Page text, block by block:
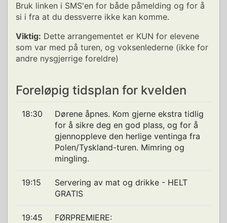
Bruk linken i SMS'en for både påmelding og for å
si i fra at du dessverre ikke kan komme.
Viktig: Dette arrangementet er KUN for elevene
som var med på turen, og voksenlederne (ikke for
andre nysgjerrige foreldre)
Foreløpig tidsplan for kvelden
18:30
Dørene åpnes. Kom gjerne ekstra tidlig
for å sikre deg en god plass, og for å
gjennoppleve den herlige ventinga fra
Polen/Tyskland-turen. Mimring og
mingling.
19:15
Servering av mat og drikke - HELT
GRATIS
19:45
FØRPREMIERE: